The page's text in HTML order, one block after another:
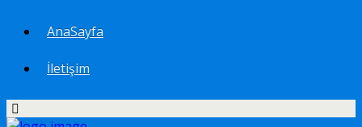
AnaSayfa
İletişim